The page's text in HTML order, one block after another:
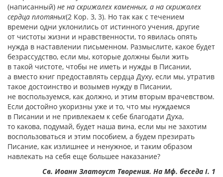
(написанный) не на скрижалех каменных, а на скрижалех
сердца плотяных(2 Кор. 3, 3). Но так как с течением
времени одни уклонились от истинного учения, другие
от чистоты жизни и нравственности, то явилась опять
нужда в наставлении письменном. Размыслите, какое будет
безрассудство, если мы, которые должны были жить
в такой чистоте, чтобы не иметь и нужды в Писании,
а вместо книг предоставлять сердца Духу, если мы, утратив
такое достоинство и возымев нужду в Писании,
не воспользуемся, как должно, и этим вторым врачевством.
Если достойно укоризны уже и то, что мы нуждаемся
в Писании и не привлекаем к себе благодати Духа,
то какова, подумай, будет наша вина, если мы не захотим
воспользоваться и этим пособием, а будем презирать
Писание, как излишнее и ненужное, и таким образом
навлекать на себя еще большее наказание?
Cв. Иоанн Златоуст Творения. На Мф. беседа I. 1